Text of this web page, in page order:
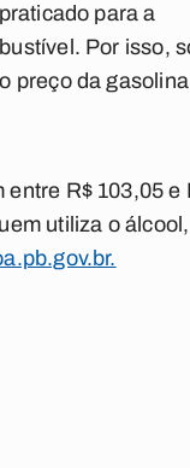
para a
Por isso,
preço da
R$ 103,05 e
utiliza o álcool,